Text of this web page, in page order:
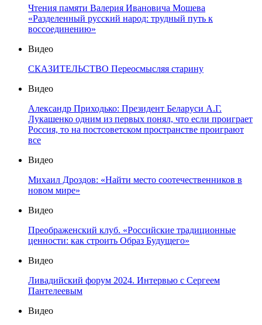
Чтения памяти Валерия Ивановича Мошева
«Разделенный русский народ: трудный путь к
воссоединению»
Видео
СКАЗИТЕЛЬСТВО Переосмысляя старину
Видео
Александр Приходько: Президент Беларуси А.Г.
Лукашенко одним из первых понял, что если проиграет
Россия, то на постсоветском пространстве проиграют
все
Видео
Михаил Дроздов: «Найти место соотечественников в
новом мире»
Видео
Преображенский клуб. «Российские традиционные
ценности: как строить Образ Будущего»
Видео
Ливадийский форум 2024. Интервью с Сергеем
Пантелеевым
Видео